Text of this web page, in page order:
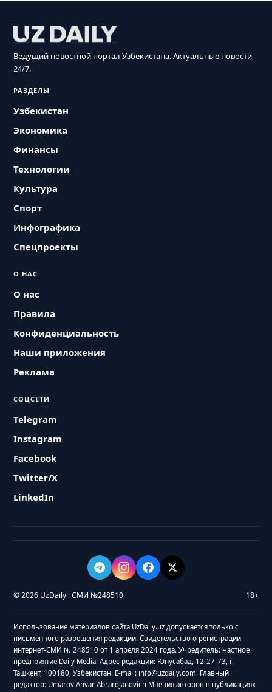
Ведущий новостной портал Узбекистана. Актуальные новости
24/7.
РАЗДЕЛЫ
Узбекистан
Экономика
Финансы
Технологии
Культура
Спорт
Инфографика
Спецпроекты
О НАС
О нас
Правила
Конфиденциальность
Наши приложения
Реклама
СОЦСЕТИ
Telegram
Instagram
Facebook
Twitter/X
LinkedIn
© 2026 UzDaily · СМИ №248510 18+
Использование материалов сайта UzDaily.uz допускается только с
письменного разрешения редакции. Свидетельство о регистрации
интернет-СМИ № 248510 от 1 апреля 2024 года. Учредитель: Частное
предприятие Daily Media. Адрес редакции: Юнусабад, 12-27-73, г.
Ташкент, 100180, Узбекистан. E-mail: info@uzdaily.com. Главный
редактор: Umarov Anvar Abrardjanovich Мнения авторов в публикациях